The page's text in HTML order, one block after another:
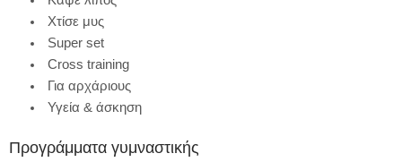
Χτίσε μυς
Super set
Cross training
Για αρχάριους
Υγεία & άσκηση
Προγράμματα γυμναστικής